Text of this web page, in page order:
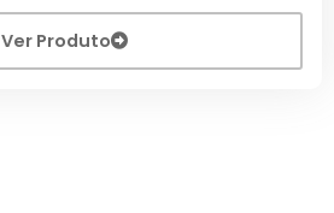
Ver Produto